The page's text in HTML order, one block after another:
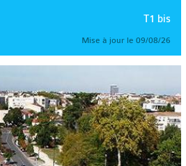
T1 bis
Mise à jour le 09/08/26